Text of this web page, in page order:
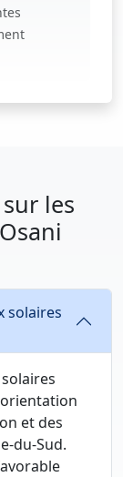
les
solaires
et des
du-Sud.